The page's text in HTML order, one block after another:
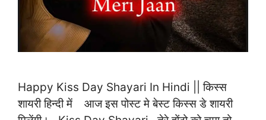
Happy Kiss Day Shayari In Hindi || किस्स
शायरी हिन्दी में आज इस पोस्ट मे बेस्ट किस्स डे शायरी